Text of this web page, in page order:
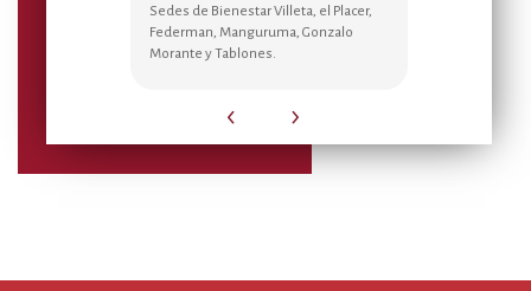
Sedes de Bienestar Villeta, el Placer,
Federman, Manguruma, Gonzalo
Morante y Tablones.
‹ ›